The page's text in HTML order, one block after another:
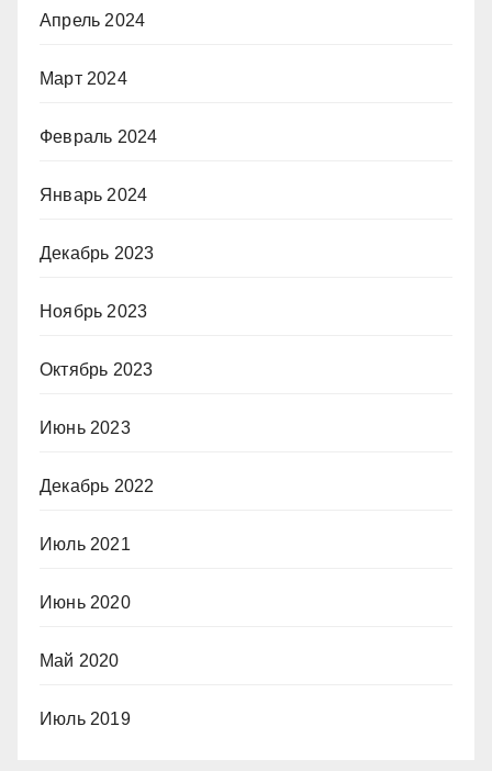
Апрель 2024
Март 2024
Февраль 2024
Январь 2024
Декабрь 2023
Ноябрь 2023
Октябрь 2023
Июнь 2023
Декабрь 2022
Июль 2021
Июнь 2020
Май 2020
Июль 2019